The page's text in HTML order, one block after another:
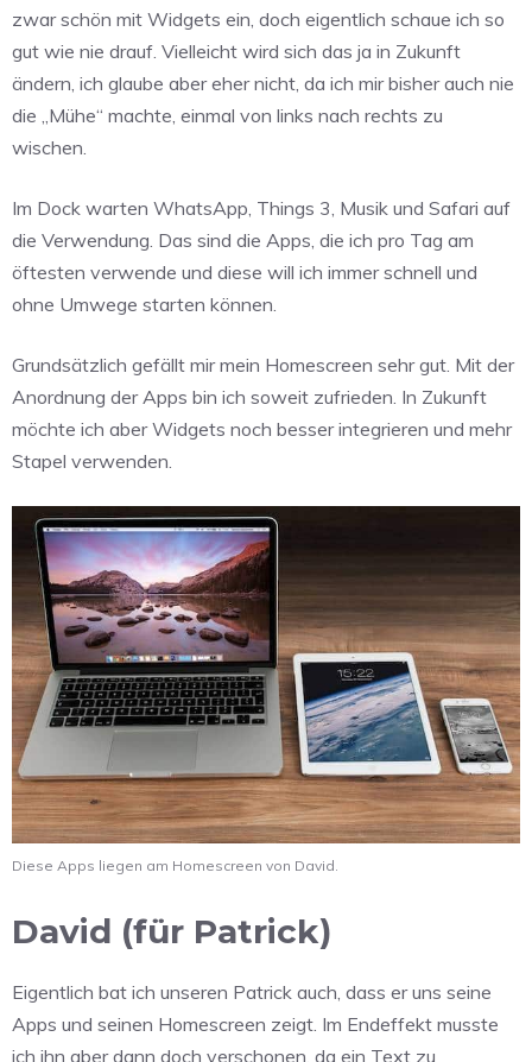
zwar schön mit Widgets ein, doch eigentlich schaue ich so
gut wie nie drauf. Vielleicht wird sich das ja in Zukunft
ändern, ich glaube aber eher nicht, da ich mir bisher auch nie
die „Mühe“ machte, einmal von links nach rechts zu
wischen.
Im Dock warten WhatsApp, Things 3, Musik und Safari auf
die Verwendung. Das sind die Apps, die ich pro Tag am
öftesten verwende und diese will ich immer schnell und
ohne Umwege starten können.
Grundsätzlich gefällt mir mein Homescreen sehr gut. Mit der
Anordnung der Apps bin ich soweit zufrieden. In Zukunft
möchte ich aber Widgets noch besser integrieren und mehr
Stapel verwenden.
Diese Apps liegen am Homescreen von David.
David (für Patrick)
Eigentlich bat ich unseren Patrick auch, dass er uns seine
Apps und seinen Homescreen zeigt. Im Endeffekt musste
ich ihn aber dann doch verschonen, da ein Text zu